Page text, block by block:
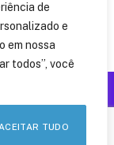
de
e
em nossa
todos”, você
TUDO